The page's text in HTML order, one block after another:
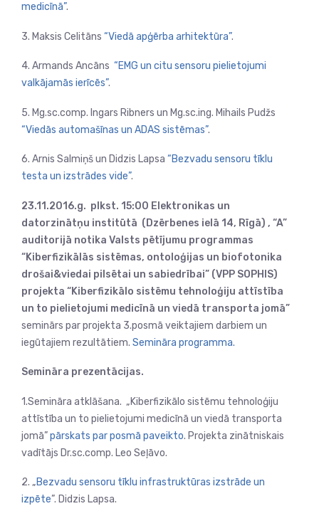
medicīnā”.
3. Maksis Celitāns “Viedā apģērba arhitektūra”.
4. Armands Ancāns “EMG un citu sensoru pielietojumi
valkājamās ierīcēs”.
5. Mg.sc.comp. Ingars Ribners un Mg.sc.ing. Mihails Pudžs
“Viedās automašīnas un ADAS sistēmas”.
6. Arnis Salmiņš un Didzis Lapsa “Bezvadu sensoru tīklu
testa un izstrādes vide”.
23.11.2016.g. plkst. 15:00 Elektronikas un
datorzinātņu institūtā (Dzērbenes ielā 14, Rīgā) , “A”
auditorijā notika Valsts pētījumu programmas
“Kiberfizikālās sistēmas, ontoloģijas un biofotonika
drošai&viedai pilsētai un sabiedrībai” (VPP SOPHIS)
projekta “Kiberfizikālo sistēmu tehnoloģiju attīstība
un to pielietojumi medicīnā un viedā transporta jomā”
seminārs par projekta 3.posmā veiktajiem darbiem un
iegūtajiem rezultātiem. Semināra programma.
Semināra prezentācijas.
1.Semināra atklāšana. „Kiberfizikālo sistēmu tehnoloģiju
attīstība un to pielietojumi medicīnā un viedā transporta
jomā”pārskats par posmā paveikto. Projekta zinātniskais
vadītājs Dr.sc.comp. Leo Seļāvo.
2. „Bezvadu sensoru tīklu infrastruktūras izstrāde un
izpēte”. Didzis Lapsa.